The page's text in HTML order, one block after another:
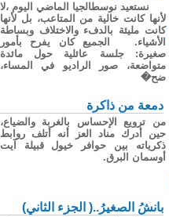
نستعيد نوسطالجيا الماضي اليوم ،لا
لأنها كانت خالية من المتاعب، بل لأنها
كانت مليئة بالدفء والاختلاف وبساطة
الأشياء. الجميع كان يفرح بأمور
صغيرة: جلسة عائلية حول مائدة
متواضعة، صور الراديو في المساء،
ضح�
دمعة من ذاكرة
من ترويع الإحساس بالغربة والضياع،
حين أدرك مناد العز أنه أتلف روابط
ذكرياته بين حوافر خيول قبيلة آيت
أوسمان البرق.
بانشُ الصغيرُ..( الجزء الثاني)